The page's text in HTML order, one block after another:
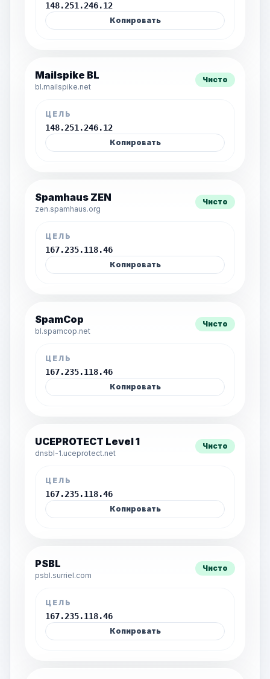
148.251.246.12
Копировать
Mailspike BL
bl.mailspike.net
Чисто
ЦЕЛЬ
148.251.246.12
Копировать
Spamhaus ZEN
zen.spamhaus.org
Чисто
ЦЕЛЬ
167.235.118.46
Копировать
SpamCop
bl.spamcop.net
Чисто
ЦЕЛЬ
167.235.118.46
Копировать
UCEPROTECT Level 1
dnsbl-1.uceprotect.net
Чисто
ЦЕЛЬ
167.235.118.46
Копировать
PSBL
psbl.surriel.com
Чисто
ЦЕЛЬ
167.235.118.46
Копировать